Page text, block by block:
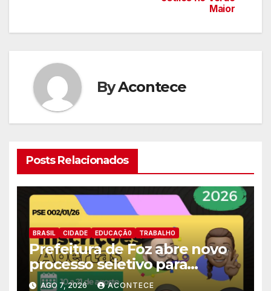
Maior
ByAcontece
Posts Relacionados
BRASIL CIDADE EDUCAÇÃ0 TRABALHO
Prefeitura de Foz abre novo
processo seletivo para
estagiários
AGO 7, 2026 ACONTECE